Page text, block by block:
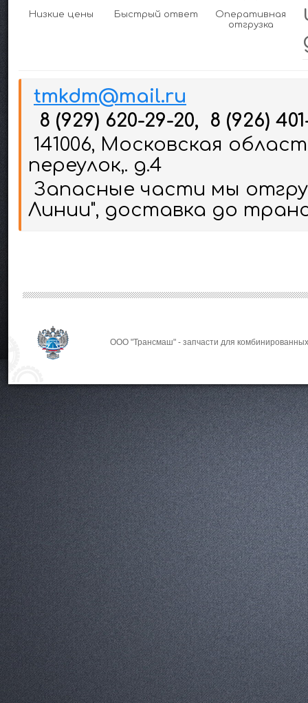
Низкие цены Быстрый ответ
Оперативная
отгрузка
tmkdm@mail.ru
8 (929) 620-29-20, 8 (926)
141006, Московская
переулок,. д.4
Запасные части мы
Линии", доставка до
ООО "Трансмаш" - запчасти для